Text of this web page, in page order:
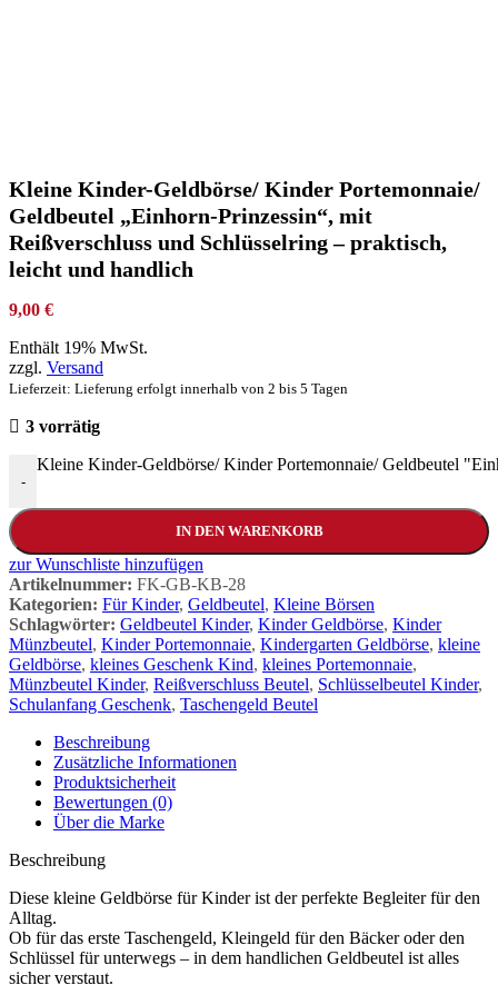
Kleine Kinder-Geldbörse/ Kinder Portemonnaie/
Geldbeutel „Einhorn-Prinzessin“, mit
Reißverschluss und Schlüsselring – praktisch,
leicht und handlich
9,00 €
Enthält 19% MwSt.
zzgl. Versand
Lieferzeit: Lieferung erfolgt innerhalb von 2 bis 5 Tagen
3 vorrätig
-
Kleine Kinder-Geldbörse/ Kinder Portemonnaie/ Geldbeutel
IN DEN WARENKORB
zur Wunschliste hinzufügen
Artikelnummer: FK-GB-KB-28
Kategorien: Für Kinder, Geldbeutel, Kleine Börsen
Schlagwörter: Geldbeutel Kinder, Kinder Geldbörse, Kinder
Münzbeutel, Kinder Portemonnaie, Kindergarten Geldbörse, kleine
Geldbörse, kleines Geschenk Kind, kleines Portemonnaie,
Münzbeutel Kinder, Reißverschluss Beutel, Schlüsselbeutel Kinder,
Schulanfang Geschenk, Taschengeld Beutel
Beschreibung
Zusätzliche Informationen
Produktsicherheit
Bewertungen (0)
Über die Marke
Beschreibung
Diese kleine Geldbörse für Kinder ist der perfekte Begleiter für den
Alltag.
Ob für das erste Taschengeld, Kleingeld für den Bäcker oder den
Schlüssel für unterwegs – in dem handlichen Geldbeutel ist alles
sicher verstaut.